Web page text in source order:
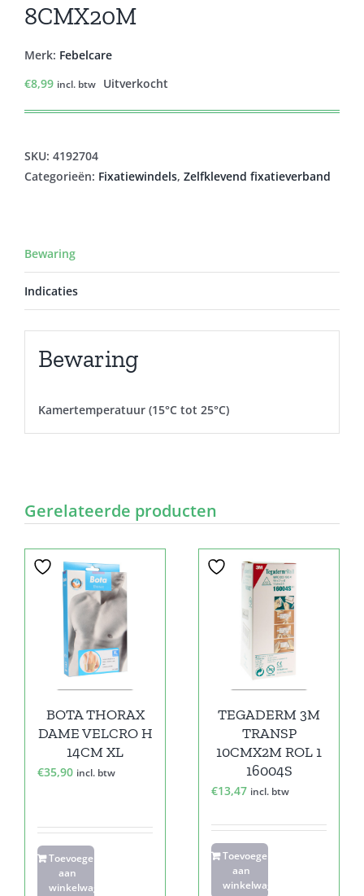
8CMX20M
Merk: Febelcare
€8,99 incl. btw Uitverkocht
SKU: 4192704
Categorieën: Fixatiewindels, Zelfklevend fixatieverband
Bewaring
Indicaties
Bewaring
Kamertemperatuur (15°C tot 25°C)
Gerelateerde producten
BOTA THORAX
DAME VELCRO H
14CM XL
€35,90 incl. btw
Toevoegen
aan
winkelwagen
TEGADERM 3M
TRANSP
10CMX2M ROL 1
16004S
€13,47 incl. btw
Toevoegen
aan
winkelwagen